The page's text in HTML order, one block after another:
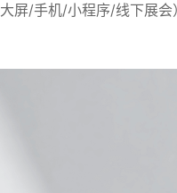
屏/手机/小程序/线下展会